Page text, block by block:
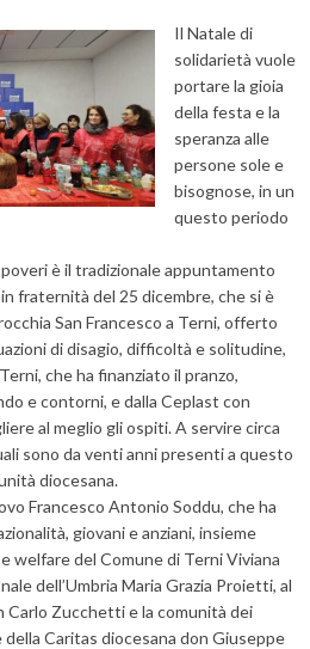
Il Natale di
solidarietà vuole
portare la gioia
della festa e la
speranza alle
persone sole e
bisognose, in un
questo periodo
è il tradizionale appuntamento
fraternità del 25 dicembre, che si è
San Francesco a Terni, offerto
di disagio, difficoltà e solitudine,
che ha finanziato il pranzo,
e contorni, e dalla Ceplast con
al meglio gli ospiti. A servire circa
sono da venti anni presenti a questo
diocesana.
Francesco Antonio Soddu, che ha
giovani e anziani, insieme
welfare del Comune di Terni Viviana
dell’Umbria Maria Grazia Proietti, al
Carlo Zucchetti e la comunità dei
Caritas diocesana don Giuseppe